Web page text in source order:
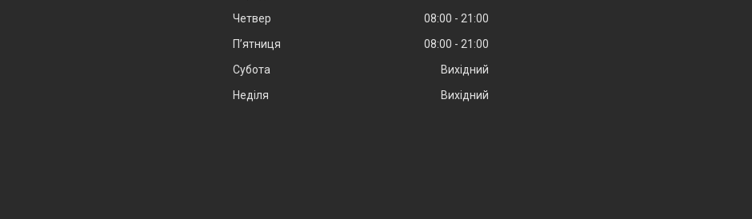
Четвер
08:00
21:00
Пʼятниця
08:00
21:00
Субота
Вихідний
Неділя
Вихідний